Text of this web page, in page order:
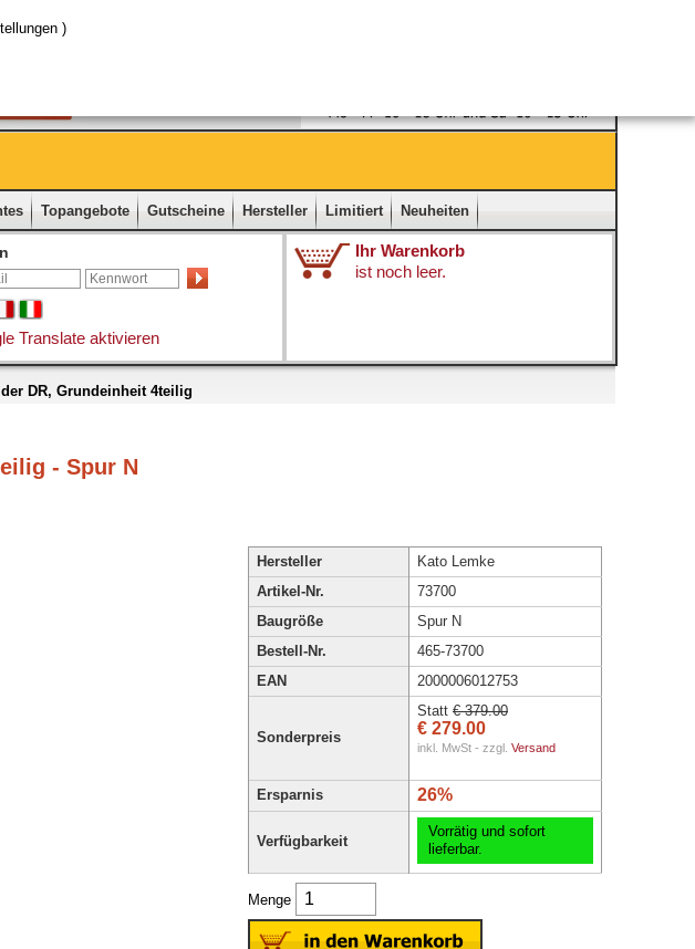
Topangebote Gutscheine Hersteller Limitiert Neuheiten
Translate aktivieren
Ihr Warenkorb
ist noch leer.
DR, Grundeinheit 4teilig
- Spur N
Hersteller
Kato Lemke
Artikel-Nr.
73700
Baugröße
Spur N
Bestell-Nr.
465-73700
EAN
2000006012753
Sonderpreis
Statt € 379.00
€ 279.00
inkl. MwSt - zzgl. Versand
Ersparnis 26%
Verfügbarkeit
Vorrätig und sofort
lieferbar.
Menge
)